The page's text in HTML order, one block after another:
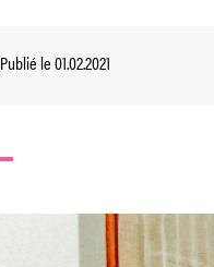
Publié le 01.02.2021